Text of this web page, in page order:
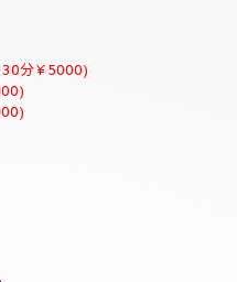
ント＆ソルトマッサージト
メント、リフレクソロジー
ント、ソルトマッサージ、
ト、よむぎ蒸しコース